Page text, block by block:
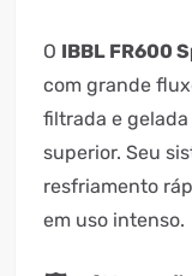
O IBBL FR600
com grande
filtrada e
superior. Seu
resfriamento
em uso intenso.